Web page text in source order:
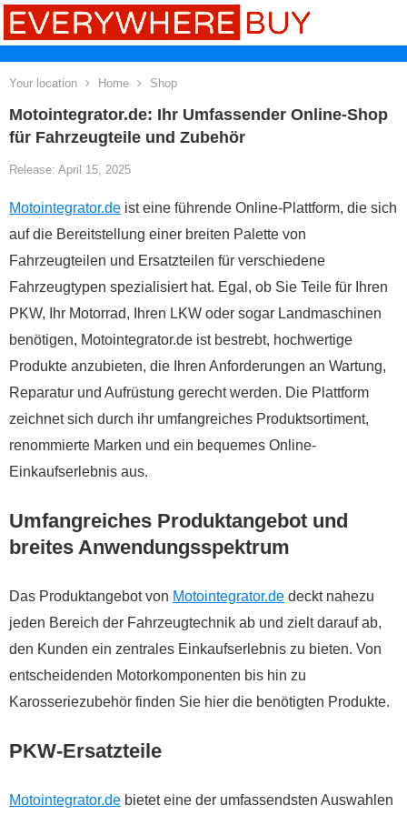
Your location Home Shop
Motointegrator.de: Ihr Umfassender Online-Shop
für Fahrzeugteile und Zubehör
Release: April 15, 2025
Motointegrator.de ist eine führende Online-Plattform, die sich
auf die Bereitstellung einer breiten Palette von
Fahrzeugteilen und Ersatzteilen für verschiedene
Fahrzeugtypen spezialisiert hat. Egal, ob Sie Teile für Ihren
PKW, Ihr Motorrad, Ihren LKW oder sogar Landmaschinen
benötigen, Motointegrator.de ist bestrebt, hochwertige
Produkte anzubieten, die Ihren Anforderungen an Wartung,
Reparatur und Aufrüstung gerecht werden. Die Plattform
zeichnet sich durch ihr umfangreiches Produktsortiment,
renommierte Marken und ein bequemes Online-
Einkaufserlebnis aus.
Umfangreiches Produktangebot und
breites Anwendungsspektrum
Das Produktangebot von Motointegrator.de deckt nahezu
jeden Bereich der Fahrzeugtechnik ab und zielt darauf ab,
den Kunden ein zentrales Einkaufserlebnis zu bieten. Von
entscheidenden Motorkomponenten bis hin zu
Karosseriezubehör finden Sie hier die benötigten Produkte.
PKW-Ersatzteile
Motointegrator.de bietet eine der umfassendsten Auswahlen